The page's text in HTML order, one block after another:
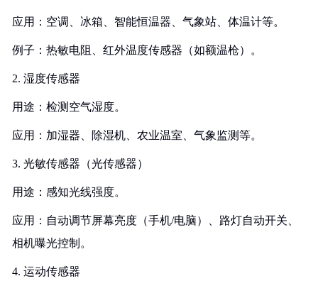
应用：空调、冰箱、智能恒温器、气象站、体温计等。
例子：热敏电阻、红外温度传感器（如额温枪）。
2. 湿度传感器
用途：检测空气湿度。
应用：加湿器、除湿机、农业温室、气象监测等。
3. 光敏传感器（光传感器）
用途：感知光线强度。
应用：自动调节屏幕亮度（手机/电脑）、路灯自动开关、
相机曝光控制。
4. 运动传感器